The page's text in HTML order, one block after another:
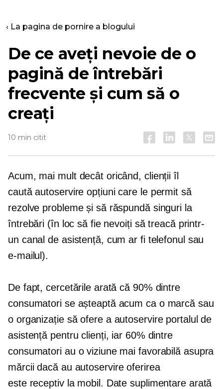
‹ La pagina de pornire a blogului
De ce aveți nevoie de o
pagină de întrebări
frecvente și cum să o
creați
10 min citit
Acum, mai mult decât oricând, clienții îl
cautăautoservire opțiuni care le permit să
rezolve probleme și să răspundă singuri la
întrebări (în loc să fie nevoiți să treacă printr-
un canal de asistență, cum ar fi telefonul sau
e-mailul).
De fapt, cercetările arată că 90% dintre
consumatori se așteaptă acum ca o marcă sau
o organizație să ofere a autoservireportalul de
asistență pentru clienți, iar 60% dintre
consumatori au o viziune mai favorabilă asupra
mărcii dacă au autoservireoferirea
este receptiv la mobil. Date suplimentare arată